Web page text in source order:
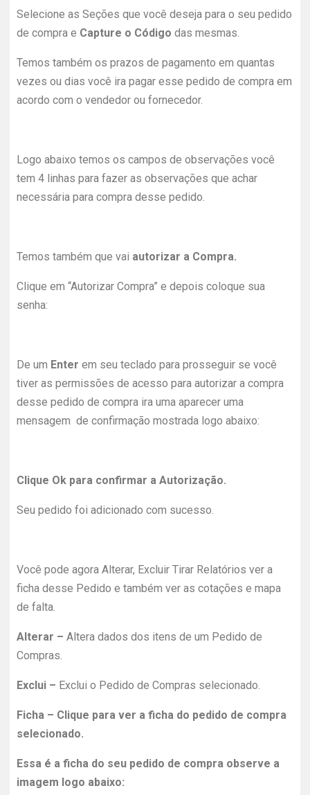
Selecione as Seções que você deseja para o seu pedido
de compra e Capture o Código das mesmas.
Temos também os prazos de pagamento em quantas
vezes ou dias você ira pagar esse pedido de compra em
acordo com o vendedor ou fornecedor.
Logo abaixo temos os campos de observações você
tem 4 linhas para fazer as observações que achar
necessária para compra desse pedido.
Temos também que vai autorizar a Compra.
Clique em “Autorizar Compra” e depois coloque sua
senha:
De um Enter em seu teclado para prosseguir se você
tiver as permissões de acesso para autorizar a compra
desse pedido de compra ira uma aparecer uma
mensagem de confirmação mostrada logo abaixo:
Clique Ok para confirmar a Autorização.
Seu pedido foi adicionado com sucesso.
Você pode agora Alterar, Excluir Tirar Relatórios ver a
ficha desse Pedido e também ver as cotações e mapa
de falta.
Alterar – Altera dados dos itens de um Pedido de
Compras.
Exclui – Exclui o Pedido de Compras selecionado.
Ficha – Clique para ver a ficha do pedido de compra
selecionado.
Essa é a ficha do seu pedido de compra observe a
imagem logo abaixo: